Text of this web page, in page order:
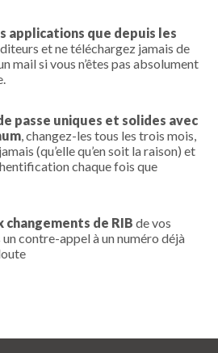
applications que depuis les
et ne téléchargez jamais de
mail si vous n’êtes pas absolument
passe uniques et solides avec
, changez-les tous les trois mois,
(qu’elle qu’en soit la raison) et
chaque fois que
changements de RIB de vos
contre-appel à un numéro déjà